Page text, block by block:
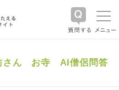
さん お寺 AI僧侶問答